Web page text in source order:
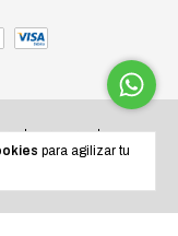
para agilizar tu
reservados.